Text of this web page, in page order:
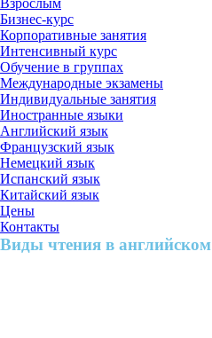
Взрослым
Бизнес-курс
Корпоративные занятия
Интенсивный курс
Обучение в группах
Международные экзамены
Индивидуальные занятия
Иностранные языки
Английский язык
Французский язык
Немецкий язык
Испанский язык
Китайский язык
Цены
Контакты
Виды чтения в английском